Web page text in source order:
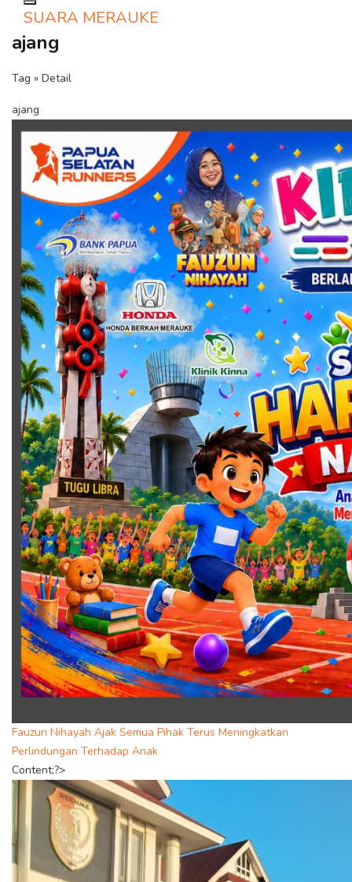
Toggle navigation
SUARA MERAUKE
ajang
Tag » Detail
ajang
Fauzun Nihayah Ajak Semua Pihak Terus Meningkatkan
Perlindungan Terhadap Anak
Content;?>